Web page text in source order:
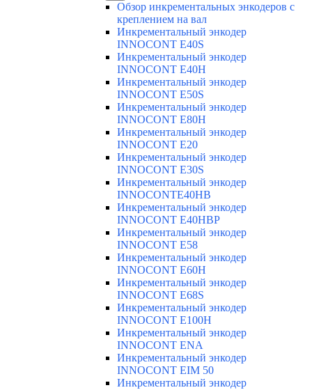
Обзор инкрементальных энкодеров с
креплением на вал
Инкрементальный энкодер
INNOCONT E40S
Инкрементальный энкодер
INNOCONT E40H
Инкрементальный энкодер
INNOCONT E50S
Инкрементальный энкодер
INNOCONT E80H
Инкрементальный энкодер
INNOCONT E20
Инкрементальный энкодер
INNOCONT E30S
Инкрементальный энкодер
INNOCONTE40HB
Инкрементальный энкодер
INNOCONT E40HBP
Инкрементальный энкодер
INNOCONT E58
Инкрементальный энкодер
INNOCONT E60H
Инкрементальный энкодер
INNOCONT E68S
Инкрементальный энкодер
INNOCONT E100H
Инкрементальный энкодер
INNOCONT ENA
Инкрементальный энкодер
INNOCONT EIM 50
Инкрементальный энкодер